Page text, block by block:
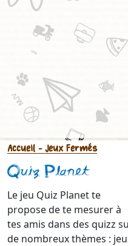
Accueil - Jeux Fermés
Quiz Planet
Le jeu Quiz Planet te
propose de te mesurer à
tes amis dans des quizz
de nombreux thèmes :